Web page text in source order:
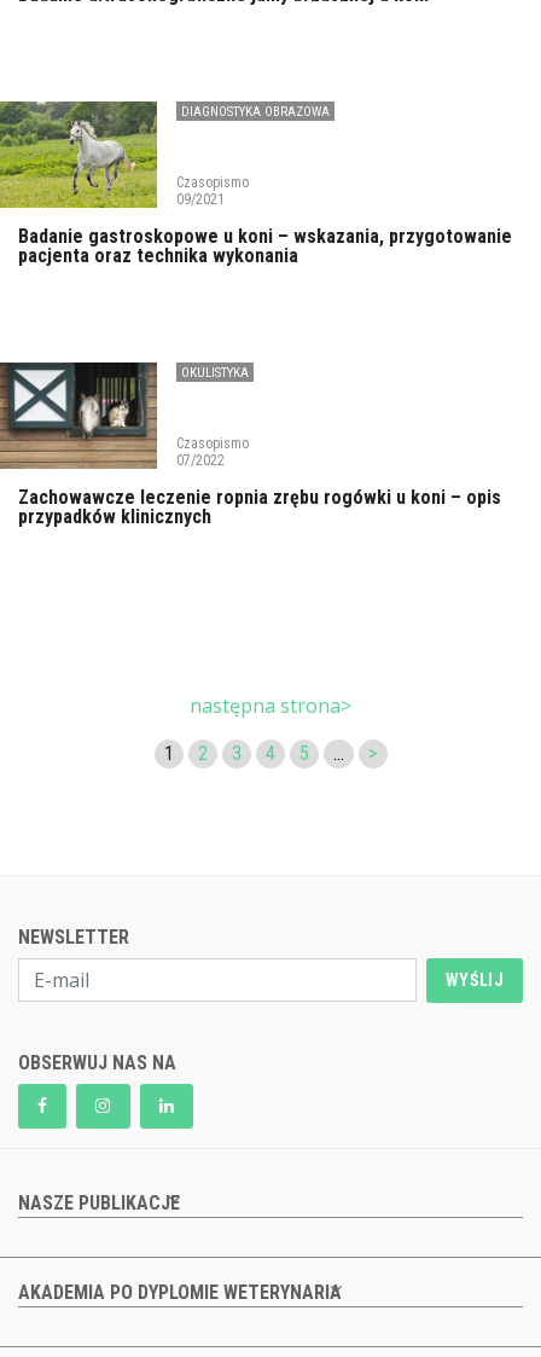
DIAGNOSTYKA OBRAZOWA
Czasopismo
09/2021
Badanie gastroskopowe u koni – wskazania, przygotowanie
pacjenta oraz technika wykonania
OKULISTYKA
Czasopismo
07/2022
Zachowawcze leczenie ropnia zrębu rogówki u koni – opis
przypadków klinicznych
następna strona>
1 2 3 4 5 ... >
NEWSLETTER
WYŚLIJ
OBSERWUJ NAS NA
NASZE PUBLIKACJE
AKADEMIA PO DYPLOMIE WETERYNARIA